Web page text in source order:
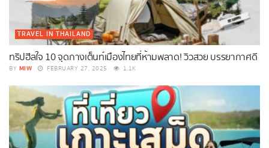
TRAVEL IN THAILAND
ทริปฮีลใจ 10 จุดกางเต็นท์เมืองไทยที่ห้ามพลาด! วิวสวย บรรยากาศดี
BY MIW FEBRUARY 27, 2025 1.1K